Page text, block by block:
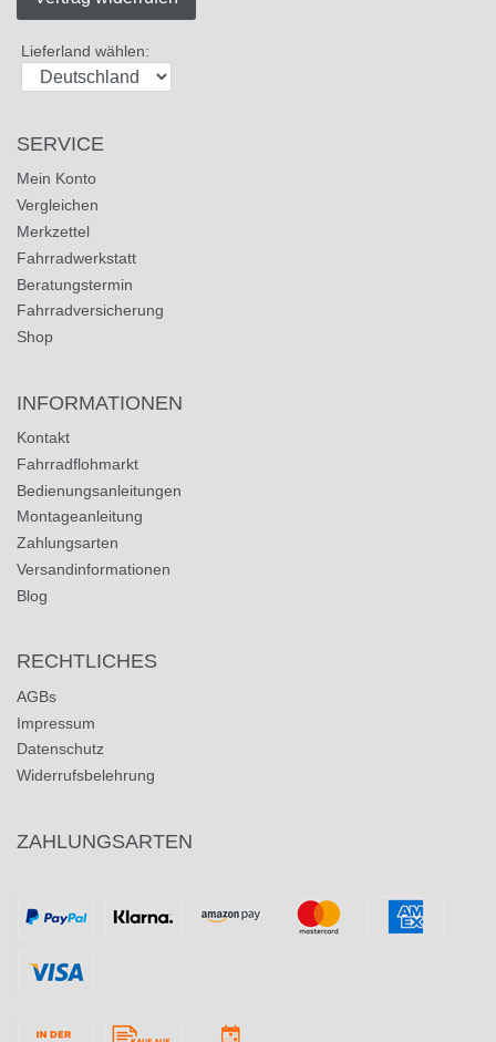
Lieferland wählen:
SERVICE
Mein Konto
Vergleichen
Merkzettel
Fahrradwerkstatt
Beratungstermin
Fahrradversicherung
Shop
INFORMATIONEN
Kontakt
Fahrradflohmarkt
Bedienungsanleitungen
Montageanleitung
Zahlungsarten
Versandinformationen
Blog
RECHTLICHES
AGBs
Impressum
Datenschutz
Widerrufsbelehrung
ZAHLUNGSARTEN